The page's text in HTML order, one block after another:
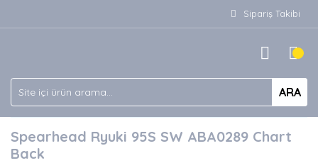
Sipariş Takibi
ARA
Spearhead Ryuki 95S SW ABA0289 Chart
Back